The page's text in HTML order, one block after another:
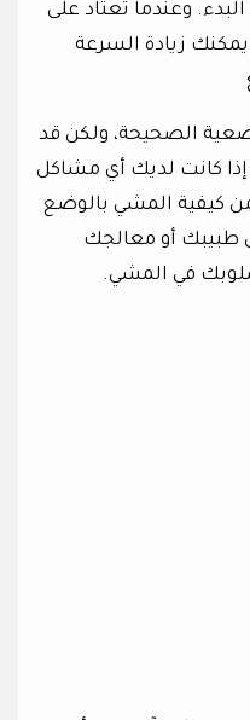
وعندما تعتاد على
زيادة السرعة
الصحيحة، ولكن قد
كانت لديك أي مشاكل
كيفية المشي بالوضع
طبيبك أو معالجك
في المشي.